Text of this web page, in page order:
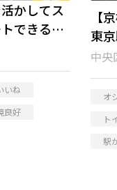
かしてス
できる居
いね
良好
【
東
フィ
中
オ
ト
駅